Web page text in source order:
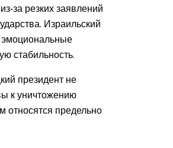
резких заявлений
Израильский
эмоциональные
стабильность.
президент не
к уничтожению
относятся предельно